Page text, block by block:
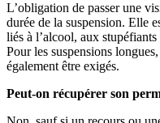
L’obligation de passer une
durée de la suspension. Elle
liés à l’alcool, aux
Pour les suspensions
également être exigés.
Peut-on récupérer son